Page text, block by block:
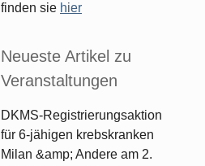
finden sie hier
Neueste Artikel zu
Veranstaltungen
DKMS-Registrierungsaktion
für 6-jähigen krebskranken
Milan &amp; Andere am 2.